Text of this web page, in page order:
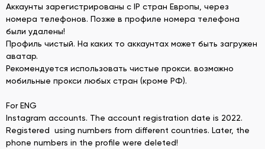
Аккаунты зарегистрированы с IP стран Европы, через
номера телефонов. Позже в профиле номера телефона
были удалены!
Профиль чистый. На каких то аккаунтах может быть загружен
аватар.
Рекомендуется использовать чистые прокси. возможно
мобильные прокси любых стран (кроме РФ).
For ENG
Instagram accounts. The account registration date is 2022.
Registered using numbers from different countries. Later, the
phone numbers in the profile were deleted!